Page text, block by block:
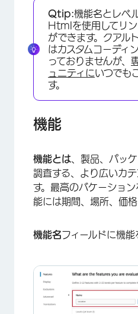
Qtip:機能名とレベ
Htmlを使用してリ
ができます。クアル
はカスタムコーディ
っておりませんが、
ュニティにいつでも
す。
機能
機能とは 、製品、パッ
調査する、より広いカ
す。最高のバケーショ
能には期間、場所、価格
機能名フィールドに機能